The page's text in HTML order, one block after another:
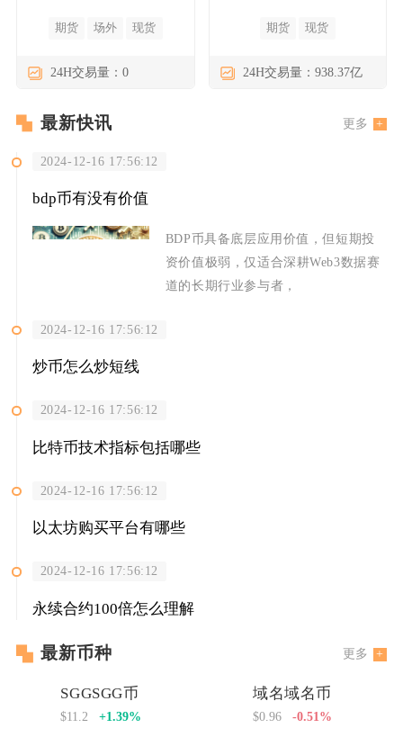
期货 场外 现货
24H交易量：0
期货 现货
24H交易量：938.37亿
最新快讯 更多
2024-12-16 17:56:12
bdp币有没有价值
BDP币具备底层应用价值，但短期投
资价值极弱，仅适合深耕Web3数据赛
道的长期行业参与者，
2024-12-16 17:56:12
炒币怎么炒短线
2024-12-16 17:56:12
比特币技术指标包括哪些
2024-12-16 17:56:12
以太坊购买平台有哪些
2024-12-16 17:56:12
永续合约100倍怎么理解
最新币种 更多
SGGSGG币
$11.2 +1.39%
域名域名币
$0.96 -0.51%